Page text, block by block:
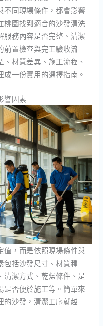
不同現場條件，都會影響
桃園找到適合的沙發清洗
服務內容是否完整、清潔
前置檢查與完工驗收流
材質差異、施工流程、
一份實用的選擇指南。
響因素
值，而是依照現場條件與
包括沙發尺寸、材質種
清潔方式、乾燥條件、是
是否便於施工等。簡單來
的沙發，清潔工序就越